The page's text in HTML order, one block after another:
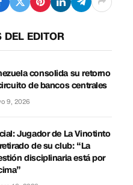
DEL EDITOR
consolida su retorno
de bancos centrales
9, 2026
Jugador de La Vinotinto
de su club: “La
disciplinaria está por